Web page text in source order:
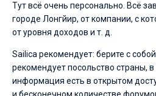
Тут всё очень персонально. Всё
городе Лонгйир, от компании, с
от уровня доходов и т. д.
Sailica рекомендует: берите с
рекомендует посольство страны,
информация есть в открытом